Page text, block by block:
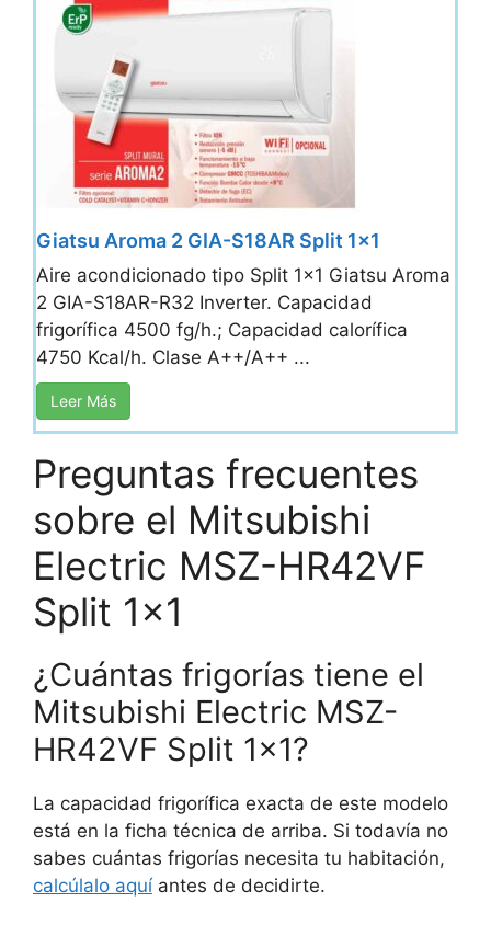
Giatsu Aroma 2 GIA-S18AR Split 1×1
Aire acondicionado tipo Split 1x1 Giatsu Aroma
2 GIA-S18AR-R32 Inverter. Capacidad
frigorífica 4500 fg/h.; Capacidad calorífica
4750 Kcal/h. Clase A++/A++ ...
Leer Más
Preguntas frecuentes
sobre el Mitsubishi
Electric MSZ-HR42VF
Split 1×1
¿Cuántas frigorías tiene el
Mitsubishi Electric MSZ-
HR42VF Split 1×1?
La capacidad frigorífica exacta de este modelo
está en la ficha técnica de arriba. Si todavía no
sabes cuántas frigorías necesita tu habitación,
calcúlalo aquí antes de decidirte.